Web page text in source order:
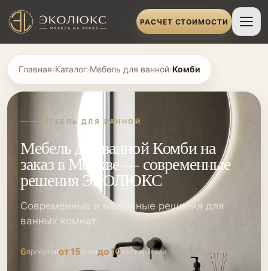
РАСЧЕТ СТОИМОСТИ
Главная›Каталог›Мебель для ванной›Комби
МЕБЕЛЬ ДЛЯ ВАННОЙ
Мебель для ванной Комби на
заказ в Москве — современные
решения ЭКОЛЮКС
Современные и надежные решения для
ванных комнат
6проектовот 15 днейдо 10лет гарантии